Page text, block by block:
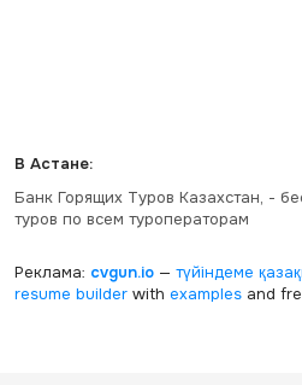
В Астане:
Банк Горящих Туров Казахстан, -
туров по всем туроператорам
Реклама: cvgun.io— түйіндеме
resume builderwith examplesand